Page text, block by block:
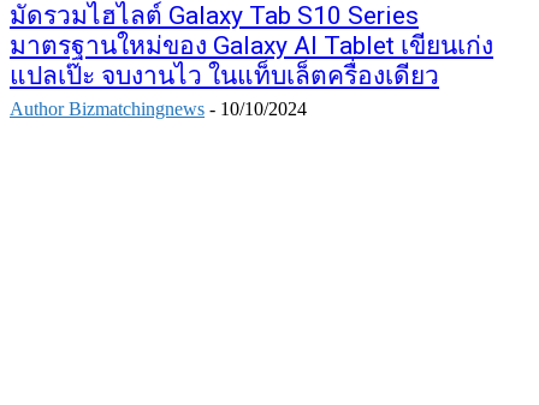
มัดรวมไฮไลต์ Galaxy Tab S10 Series
มาตรฐานใหม่ของ Galaxy AI Tablet เขียนเก่ง
แปลเป๊ะ จบงานไว ในแท็บเล็ตครื่องเดียว
Author Bizmatchingnews - 10/10/2024